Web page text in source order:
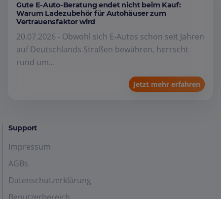
Gute E-Auto-Beratung endet nicht beim Kauf:
Warum Ladezubehör für Autohäuser zum
Vertrauensfaktor wird
20.07.2026 - Obwohl sich E-Autos schon seit Jahren
auf Deutschlands Straßen bewähren, herrscht
rund um...
Jetzt mehr erfahren
Support
Impressum
AGBs
Datenschutzerklärung